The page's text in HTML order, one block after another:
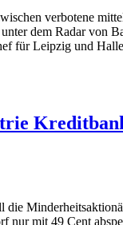
verbotene
dem Radar von
für Leipzig und
nur mit 49 Cent